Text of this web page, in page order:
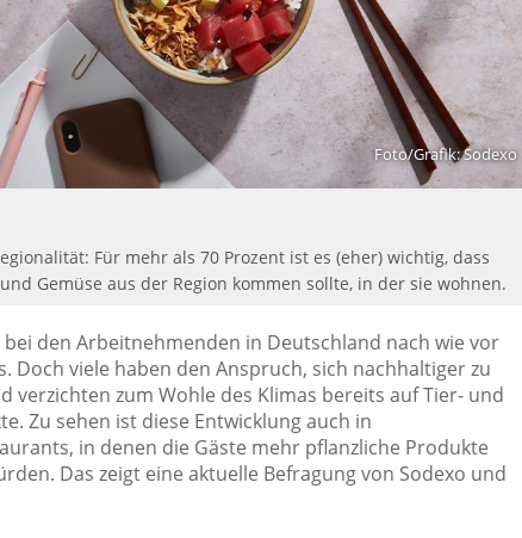
Foto/Grafik: Sodexo
Für mehr als 70 Prozent ist es (eher) wichtig, dass
Gemüse aus der Region kommen sollte, in der sie wohnen.
bei den Arbeitnehmenden in Deutschland nach wie vor
Doch viele haben den Anspruch, sich nachhaltiger zu
verzichten zum Wohle des Klimas bereits auf Tier- und
Zu sehen ist diese Entwicklung auch in
in denen die Gäste mehr pflanzliche Produkte
Das zeigt eine aktuelle Befragung von Sodexo und